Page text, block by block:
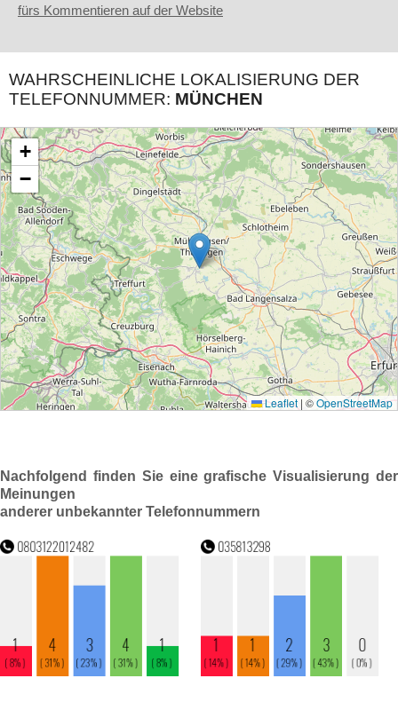
fürs Kommentieren auf der Website
WAHRSCHEINLICHE LOKALISIERUNG DER
TELEFONNUMMER: MÜNCHEN
Nachfolgend finden Sie eine grafische Visualisierung der
Meinungen
anderer unbekannter Telefonnummern